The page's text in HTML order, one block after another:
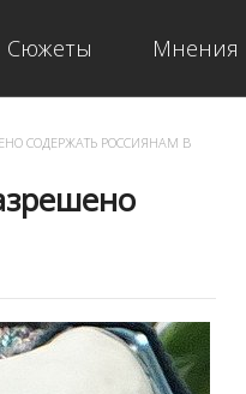
Сюжеты Мнения
СОДЕРЖАТЬ РОССИЯНАМ В